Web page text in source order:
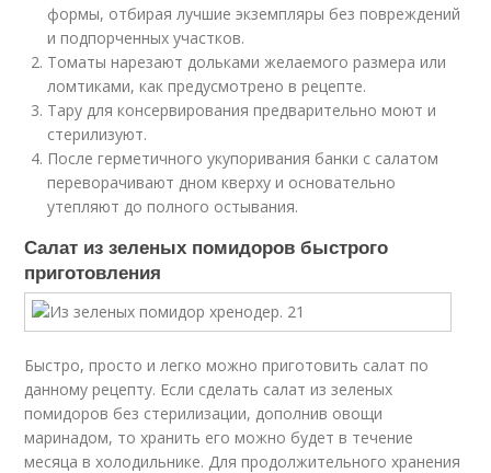
формы, отбирая лучшие экземпляры без повреждений
и подпорченных участков.
Томаты нарезают дольками желаемого размера или
ломтиками, как предусмотрено в рецепте.
Тару для консервирования предварительно моют и
стерилизуют.
После герметичного укупоривания банки с салатом
переворачивают дном кверху и основательно
утепляют до полного остывания.
Салат из зеленых помидоров быстрого
приготовления
Быстро, просто и легко можно приготовить салат по
данному рецепту. Если сделать салат из зеленых
помидоров без стерилизации, дополнив овощи
маринадом, то хранить его можно будет в течение
месяца в холодильнике. Для продолжительного хранения